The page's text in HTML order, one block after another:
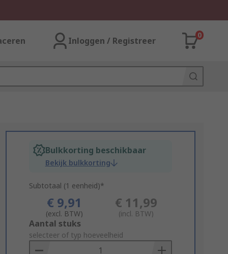
Inloggen / Registreer
0
Bulkkorting beschikbaar
Bekijk bulkkorting
Subtotaal (1 eenheid)*
€ 9,91
(excl. BTW)
€ 11,99
(incl. BTW)
Add
to
Basket
Aantal stuks
selecteer of typ hoeveelheid